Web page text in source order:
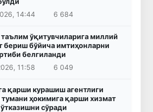
14:44
6 684
ўқитувчиларига миллий
бериш бўйича имтиҳонларни
белгиланди
11:58
6 049
қарши курашиш агентлиги
ҳокимига қарши хизмат
сўради